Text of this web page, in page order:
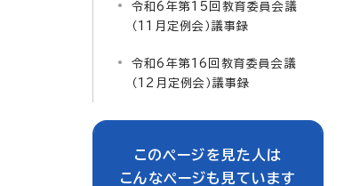
令和6年第15回教育委員会議
（11月定例会）議事録
令和6年第16回教育委員会議
（12月定例会）議事録
このページを見た人は
こんなページも見ています